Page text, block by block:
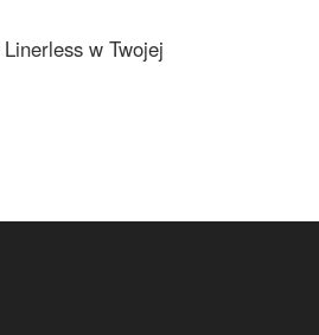
Linerless w Twojej